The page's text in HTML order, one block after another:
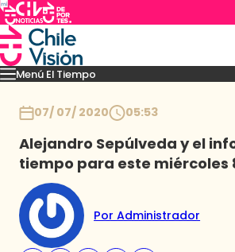
Menú El Tiempo
Pronóstico
07/ 07/ 2020 05:53
Alejandro Sepúlveda y el
tiempo para este miércoles
Por Administrador
Imperdibles